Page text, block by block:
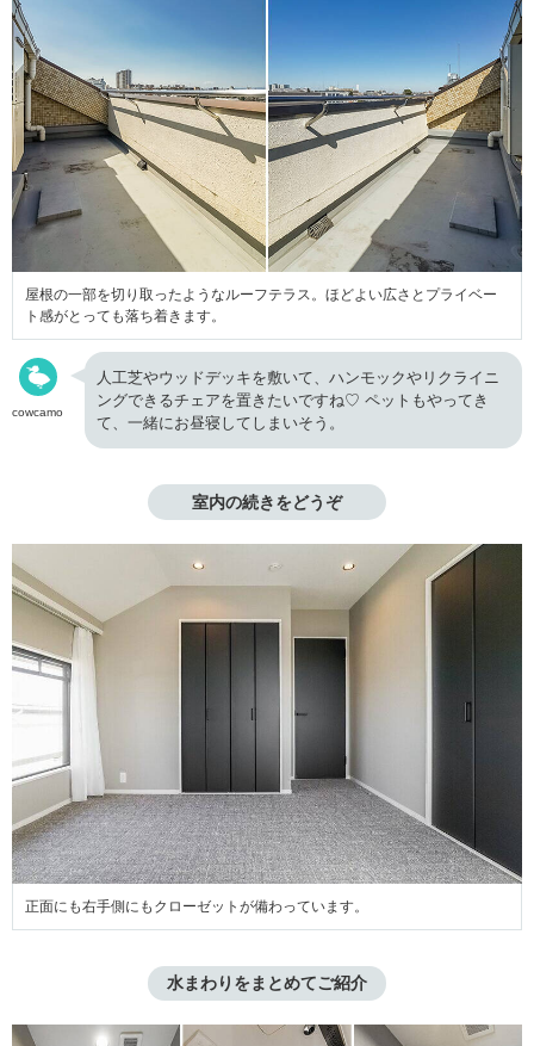
屋根の一部を切り取ったようなルーフテラス。ほどよい広さとプライベー
ト感がとっても落ち着きます。
cowcamo
人工芝やウッドデッキを敷いて、ハンモックやリクライニ
ングできるチェアを置きたいですね♡ ペットもやってき
て、一緒にお昼寝してしまいそう。
室内の続きをどうぞ
正面にも右手側にもクローゼットが備わっています。
水まわりをまとめてご紹介